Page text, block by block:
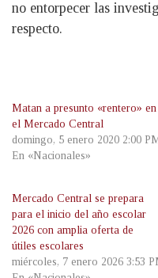
no entorpecer las
respecto.
Matan a presunto «rentero» en
el Mercado Central
domingo, 5 enero 2020 2:00
En «Nacionales»
Mercado Central se prepara
para el inicio del año escolar
2026 con amplia oferta de
útiles escolares
miércoles, 7 enero 2026 3:53